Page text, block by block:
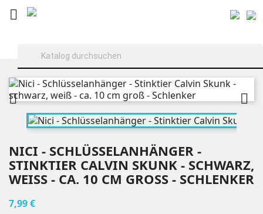

 
NICI - SCHLÜSSELANHÄNGER -
STINKTIER CALVIN SKUNK - SCHWARZ,
WEISS - CA. 10 CM GROSS - SCHLENKER
7,99 €